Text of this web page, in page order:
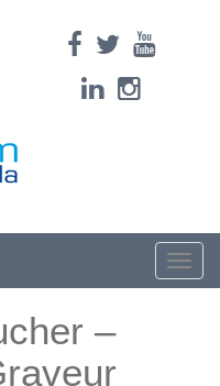
Toggle
–